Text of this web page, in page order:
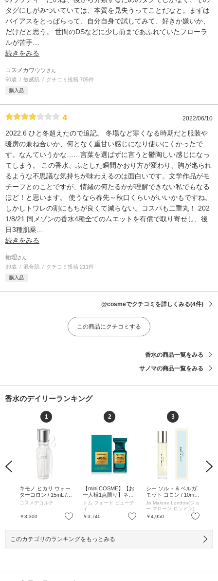
タグにしがみついていては、本質を見失うってことだなと。まずは
バイアスをとっぱらって、自分自身で試してみて、好きか嫌いか、
だけだと思う。 世間のDSなどに少し前まであふれていたフローラ
ルが苦手
続きをみる
コスメカワウソ さん
50歳 敏感肌 クチコミ投稿 705件
購入品
4 2022/06/10
2022.6 ひと冬超えたので追記。 冬場など寒くなる時期だと服装や
暖房の兼ね合いか、何となく重甘い感じになり使いにくかったで
す。なんていうかな……言葉を選ばずに言うと鬱陶しい感じになっ
てしまう。 この香水、ふとした瞬間かおり方が変わり、胸が毟られ
るような不思議な気持ちが味わえるのは面白いです。文学作品がモ
チーフとのことですが、情緒の何たるかが理解できない私でもなる
ほど！と思います。 使うなら春先～秋口くらいがいいかもですね。
しかしトワレの割にもちが良くて減らない。コスパも二重丸！ 202
1/8/21 同メゾンの香水4種全ての厶エットを有償で取り寄せし、後
日3種肌乗
続きをみる
衛理さん
39歳 混合肌 クチコミ投稿 211件
購入品
@cosmeでクチコミを詳しくみる(4件)
この商品にクチコミする
香水の商品一覧をみる
サノマの商品一覧をみる
香水のデイリーランキング
Previous
お気に入り
1
キモノ ヒカリ ウォー
ターコロン / 15mL / 1
5mL
コスメデコルテ
￥3,300 お気に入り
2
【mini COSME】【お
一人様1点限り】ネロ
リ・ポルトフィーノ
オード パルファム ス
プレィ / 4mL / 4mL
トム フォード ビューテ
ィ
￥3,740
お気に入り
3
シー ソルト & ベルガ
モット コロン / 10mL
/ 10mL
Jo Malone London(ジョ
ー マローン ロンドン)
￥4,950
Next
このカテゴリのランキングをもっとみる